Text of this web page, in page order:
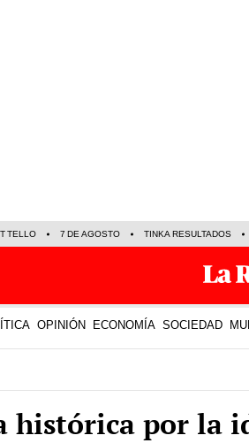
TELLO 7 DE AGOSTO TINKA RESULTADOS
OPINIÓN ECONOMÍA SOCIEDAD
histórica por la